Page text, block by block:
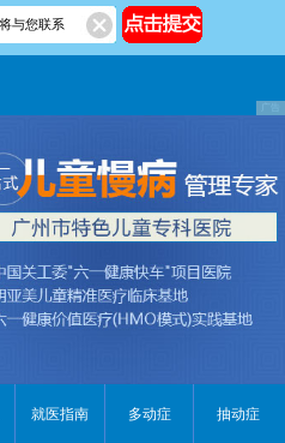
就医指南 多动症 抽动症